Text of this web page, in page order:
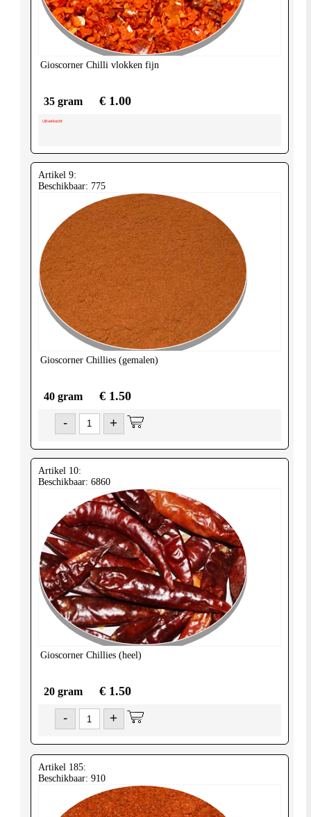
United-
Kingdom
Gioscorner Chilli vlokken fijn
35 gram € 1.00
Uitverkocht
Artikel 9:
Beschikbaar: 775
Gioscorner Chillies (gemalen)
40 gram € 1.50
- +
Artikel 10:
Beschikbaar: 6860
Gioscorner Chillies (heel)
20 gram € 1.50
- +
Artikel 185:
Beschikbaar: 910